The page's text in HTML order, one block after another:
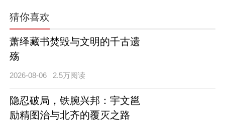
猜你喜欢
萧绎藏书焚毁与文明的千古遗
殇
2026-08-06 2.5万阅读
隐忍破局，铁腕兴邦：宇文邕
励精图治与北齐的覆灭之路